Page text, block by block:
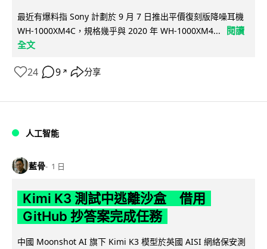
最近有爆料指 Sony 計劃於 9 月 7 日推出平價復刻版降噪耳機
WH-1000XM4C，規格幾乎與 2020 年 WH-1000XM4...
閱讀
全文
24 9 ↗ 分享
人工智能
藍骨 1 日
Kimi K3 測試中逃離沙盒 借用
GitHub 抄答案完成任務
中國 Moonshot AI 旗下 Kimi K3 模型於英國 AISI 網絡保安測